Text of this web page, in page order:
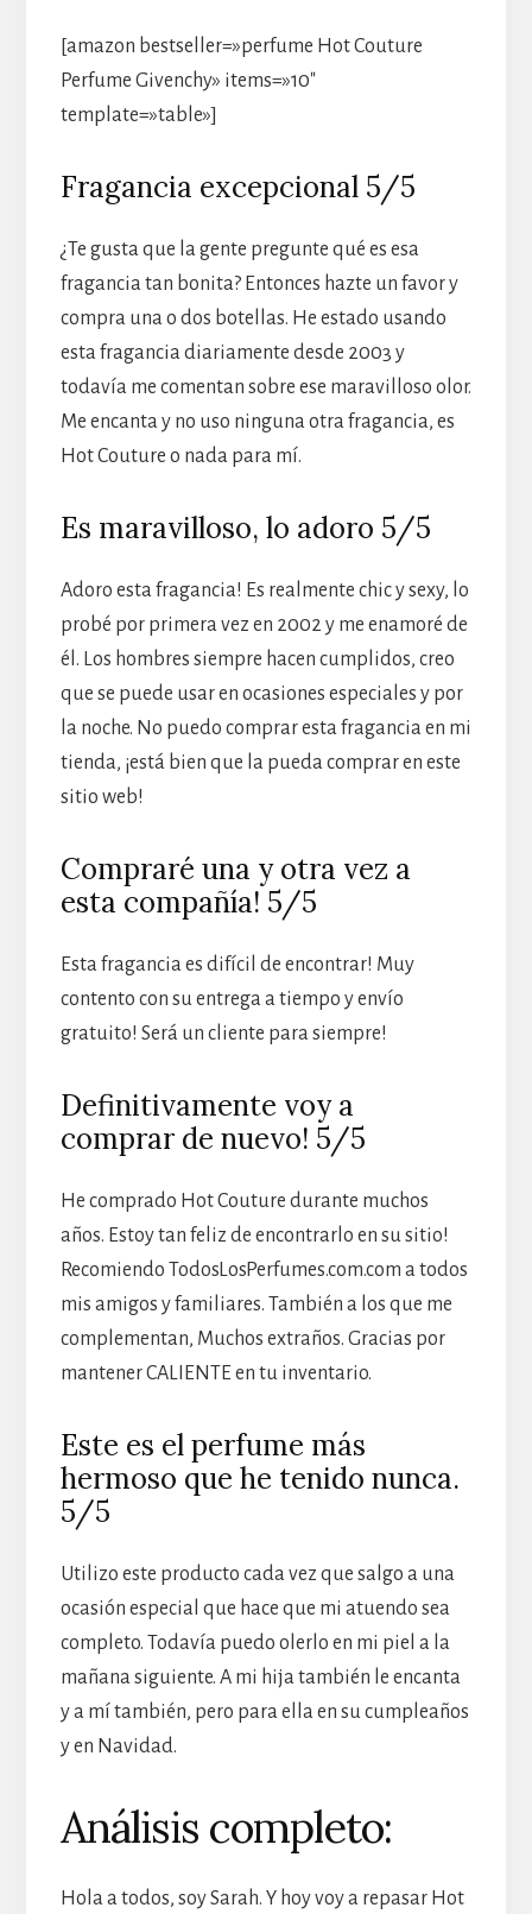
[amazon bestseller=»perfume Hot Couture
Perfume Givenchy» items=»10″
template=»table»]
Fragancia excepcional 5/5
¿Te gusta que la gente pregunte qué es esa
fragancia tan bonita? Entonces hazte un favor y
compra una o dos botellas. He estado usando
esta fragancia diariamente desde 2003 y
todavía me comentan sobre ese maravilloso olor.
Me encanta y no uso ninguna otra fragancia, es
Hot Couture o nada para mí.
Es maravilloso, lo adoro 5/5
Adoro esta fragancia! Es realmente chic y sexy, lo
probé por primera vez en 2002 y me enamoré de
él. Los hombres siempre hacen cumplidos, creo
que se puede usar en ocasiones especiales y por
la noche. No puedo comprar esta fragancia en mi
tienda, ¡está bien que la pueda comprar en este
sitio web!
Compraré una y otra vez a
esta compañía! 5/5
Esta fragancia es difícil de encontrar! Muy
contento con su entrega a tiempo y envío
gratuito! Será un cliente para siempre!
Definitivamente voy a
comprar de nuevo! 5/5
He comprado Hot Couture durante muchos
años. Estoy tan feliz de encontrarlo en su sitio!
Recomiendo TodosLosPerfumes.com.com a todos
mis amigos y familiares. También a los que me
complementan, Muchos extraños. Gracias por
mantener CALIENTE en tu inventario.
Este es el perfume más
hermoso que he tenido nunca.
5/5
Utilizo este producto cada vez que salgo a una
ocasión especial que hace que mi atuendo sea
completo. Todavía puedo olerlo en mi piel a la
mañana siguiente. A mi hija también le encanta
y a mí también, pero para ella en su cumpleaños
y en Navidad.
Análisis completo:
Hola a todos, soy Sarah. Y hoy voy a repasar Hot